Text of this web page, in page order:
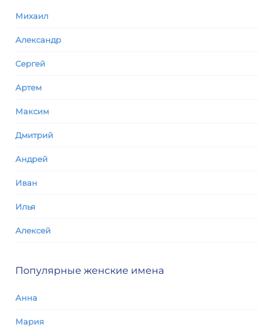
Михаил
Александр
Сергей
Артем
Максим
Дмитрий
Андрей
Иван
Илья
Алексей
Популярные женские имена
Анна
Мария